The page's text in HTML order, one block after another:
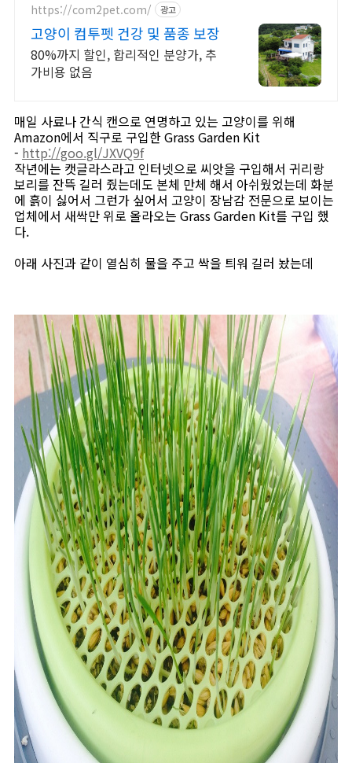
https://com2pet.com/ 광고
고양이 컴투펫 건강 및 품종 보장
80%까지 할인, 합리적인 분양가, 추
가비용 없음
매일 사료나 간식 캔으로 연명하고 있는 고양이를 위해
Amazon에서 직구로 구입한 Grass Garden Kit
- http://goo.gl/JXVQ9f
작년에는 캣글라스라고 인터넷으로 씨앗을 구입해서 귀리랑
보리를 잔뜩 길러 줬는데도 본체 만체 해서 아쉬웠었는데 화분
에 흙이 싫어서 그런가 싶어서 고양이 장남감 전문으로 보이는
업체에서 새싹만 위로 올라오는 Grass Garden Kit를 구입 했
다.
아래 사진과 같이 열심히 물을 주고 싹을 틔워 길러 놨는데